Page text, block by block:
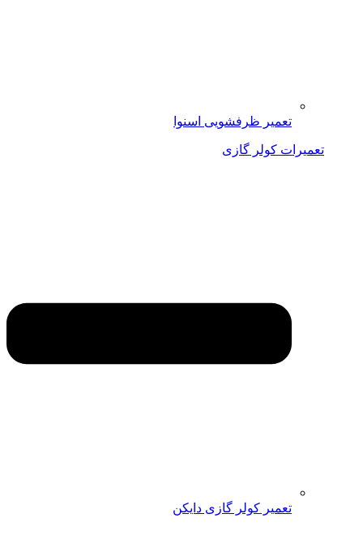
تعمیر ظرفشویی اسنوا
تعمیرات کولر گازی
تعمیر کولر گازی دایکن